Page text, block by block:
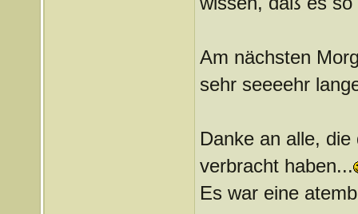
Am nächsten
sehr seeeehr
Danke an alle,
verbracht haben...
Es war eine